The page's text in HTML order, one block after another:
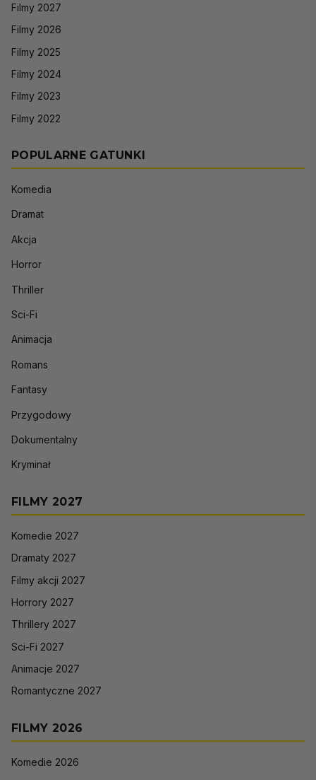
Filmy 2027
Filmy 2026
Filmy 2025
Filmy 2024
Filmy 2023
Filmy 2022
POPULARNE GATUNKI
Komedia
Dramat
Akcja
Horror
Thriller
Sci-Fi
Animacja
Romans
Fantasy
Przygodowy
Dokumentalny
Kryminał
FILMY 2027
Komedie 2027
Dramaty 2027
Filmy akcji 2027
Horrory 2027
Thrillery 2027
Sci-Fi 2027
Animacje 2027
Romantyczne 2027
FILMY 2026
Komedie 2026